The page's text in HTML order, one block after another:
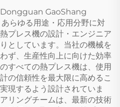
Dongguan GaoShang
らゆる用途・応用分野に対
プレス機の設計・エンジニア
としています。当社の機械を
ず、生産性向上に向けた効率
すべての熱プレス機は、使用
の信頼性を最大限に高めるこ
現するよう設計されていま
リングチームは、最新の技術